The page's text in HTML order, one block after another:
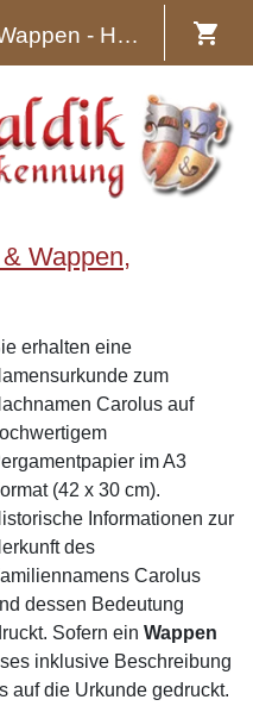
Familiennamen & Wappen - Heraldik
Wappen,
erhalten eine
zum
Carolus auf
im A3
(42 x 30 cm).
Informationen zur
des
Carolus
dessen Bedeutung
Sofern ein Wappen
inklusive Beschreibung
auf die Urkunde gedruckt.